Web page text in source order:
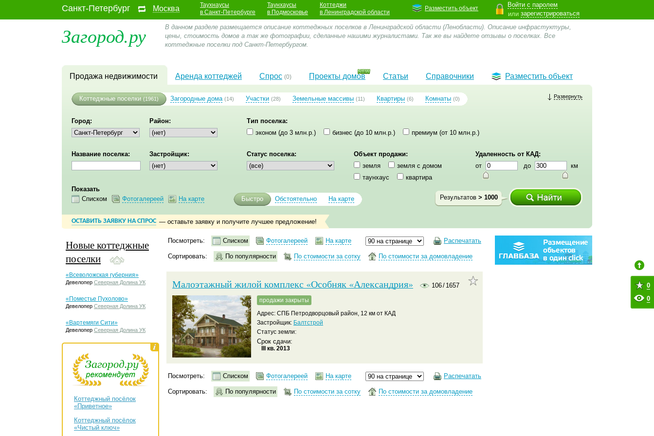
Санкт-Петербург Москва
Таухнаусы
в Санкт-Петербурге
Таунхаусы
в Подмосковье
Коттеджи
в Ленинградской области
Войти с паролем
или зарегистрироваться
Разместить объект
Загород.ру
В данном разделе размещается описание коттеджных поселков в Ленинградской области (Ленобласти). Описание инфрастуктуры,
цены, стоимость домов а так же фотографии, сделанные нашими журналистами. Так же вы найдете отзывы о поселках. Все
коттеджные поселки под Санкт-Петербургом.
Продажа недвижимости Аренда коттеджей Спрос (0) Проекты домов Статьи Справочники Разместить объект
Коттеджные поселки (1961) Загородные дома (14) Участки (28) Земельные массивы (11) Квартиры (6) Комнаты (0) Развернуть
Город: Район:
Тип поселка:
эконом (до 3 млн.р.)
бизнес (до 10 млн.р.) премиум (от 10 млн.р.)
Название поселка: Застройщик: Статус поселка:
Объект продажи:
земля
земля с домом
таунхаус
квартира
Удаленность от КАД:
от
до км
Показать
Списком
Фотогалереей На карте Быстро Обстоятельно На карте Результатов > 1000
ОСТАВИТЬ ЗАЯВКУ НА СПРОС — оставьте заявку и получите лучшее предложение!
Новые коттеджные
поселки
«Всеволожская губерния»
Девелопер Северная Долина УК
«Поместье Пухолово»
Девелопер Северная Долина УК
«Вартемяги Сити»
Девелопер Северная Долина УК
Коттеджный посёлок
«Приветное»
Коттеджный посёлок
«Чистый ключ»
Посмотреть: Списком Фотогалереей На карте Распечатать
Сортировать: По популярности По стоимости за сотку По стоимости за домовладение
Малоэтажный жилой комплекс «Особняк «Александрия» 106/ 1657
продажи закрыты
Адрес: СПБ Петродворцовый район, 12 км от КАД
Застройщик: Балтстрой
Статус земли:
Срок сдачи:
III кв. 2013
Посмотреть: Списком Фотогалереей На карте Распечатать
Сортировать: По популярности По стоимости за сотку По стоимости за домовладение
0
0